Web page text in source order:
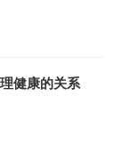
健康的关系